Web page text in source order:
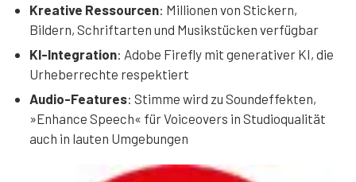
Kreative Ressourcen: Millionen von Stickern,
Bildern, Schriftarten und Musikstücken verfügbar
KI-Integration: Adobe Firefly mit generativer KI, die
Urheberrechte respektiert
Audio-Features: Stimme wird zu Soundeffekten,
»Enhance Speech« für Voiceovers in Studioqualität
auch in lauten Umgebungen